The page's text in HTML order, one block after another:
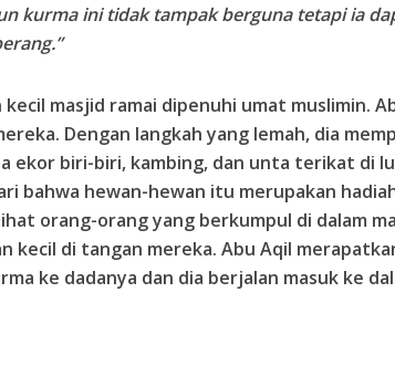
kurma ini tidak tampak berguna tetapi ia
kecil masjid ramai dipenuhi umat muslimin.
Dengan langkah yang lemah, dia
ekor biri-biri, kambing, dan unta terikat di
bahwa hewan-hewan itu merupakan
orang-orang yang berkumpul di dalam
kecil di tangan mereka. Abu Aqil
ke dadanya dan dia berjalan masuk ke